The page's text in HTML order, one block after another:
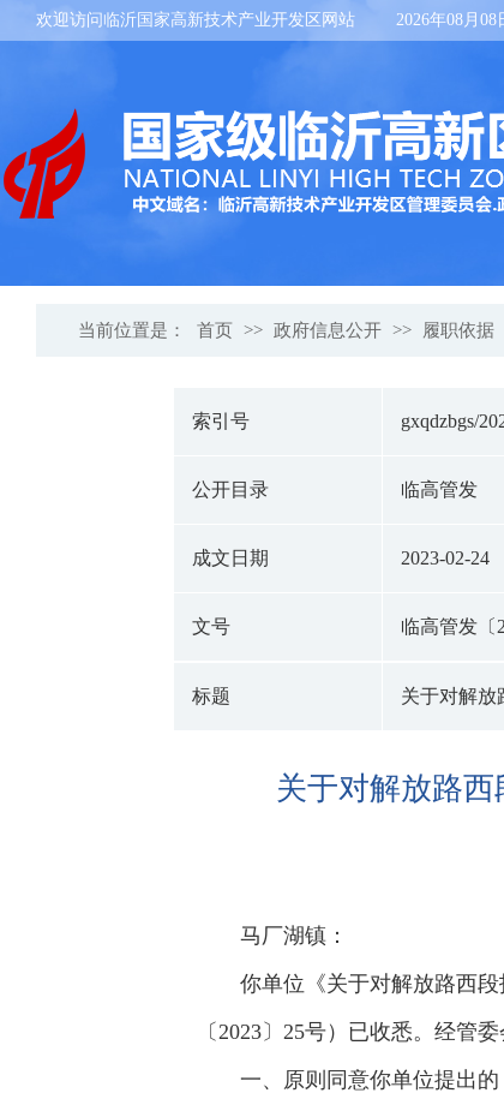
欢迎访问临沂国家高新技术产业开发区网站 2026年08月08
当前位置是： 首页 >> 政府信息公开 >> 履职依据
索引号 gxqdzbgs/
公开目录 临高管发
成文日期 2023-02-24
文号 临高管发〔
标题 关于对解放
关于对解放路
马厂湖镇：
你单位《关于对解放路西
〔2023〕25号）已收悉。经管
一、原则同意你单位提出